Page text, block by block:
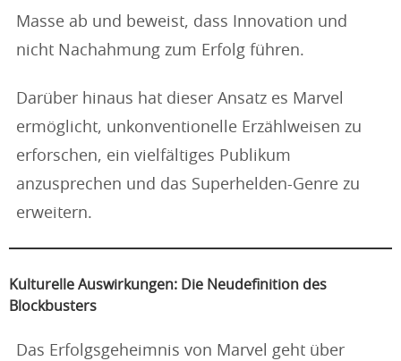
Masse ab und beweist, dass Innovation und
nicht Nachahmung zum Erfolg führen.
Darüber hinaus hat dieser Ansatz es Marvel
ermöglicht, unkonventionelle Erzählweisen zu
erforschen, ein vielfältiges Publikum
anzusprechen und das Superhelden-Genre zu
erweitern.
Kulturelle Auswirkungen: Die Neudefinition des
Blockbusters
Das Erfolgsgeheimnis von Marvel geht über